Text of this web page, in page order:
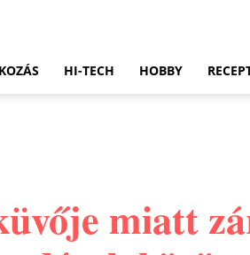
HI-TECH HOBBY
miatt